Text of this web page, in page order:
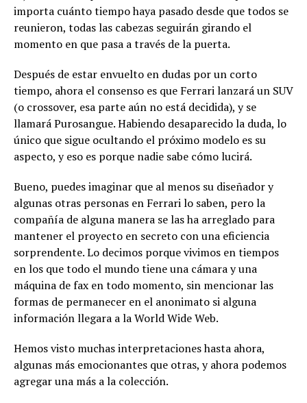
importa cuánto tiempo haya pasado desde que todos se
reunieron, todas las cabezas seguirán girando el
momento en que pasa a través de la puerta.
Después de estar envuelto en dudas por un corto
tiempo, ahora el consenso es que Ferrari lanzará un SUV
(o crossover, esa parte aún no está decidida), y se
llamará Purosangue. Habiendo desaparecido la duda, lo
único que sigue ocultando el próximo modelo es su
aspecto, y eso es porque nadie sabe cómo lucirá.
Bueno, puedes imaginar que al menos su diseñador y
algunas otras personas en Ferrari lo saben, pero la
compañía de alguna manera se las ha arreglado para
mantener el proyecto en secreto con una eficiencia
sorprendente. Lo decimos porque vivimos en tiempos
en los que todo el mundo tiene una cámara y una
máquina de fax en todo momento, sin mencionar las
formas de permanecer en el anonimato si alguna
información llegara a la World Wide Web.
Hemos visto muchas interpretaciones hasta ahora,
algunas más emocionantes que otras, y ahora podemos
agregar una más a la colección.